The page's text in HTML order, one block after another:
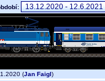
(Jan Faigl)